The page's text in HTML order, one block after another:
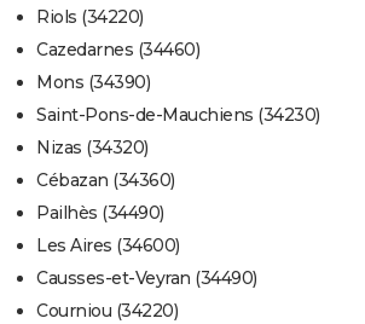
Riols (34220)
Cazedarnes (34460)
Mons (34390)
Saint-Pons-de-Mauchiens (34230)
Nizas (34320)
Cébazan (34360)
Pailhès (34490)
Les Aires (34600)
Causses-et-Veyran (34490)
Courniou (34220)